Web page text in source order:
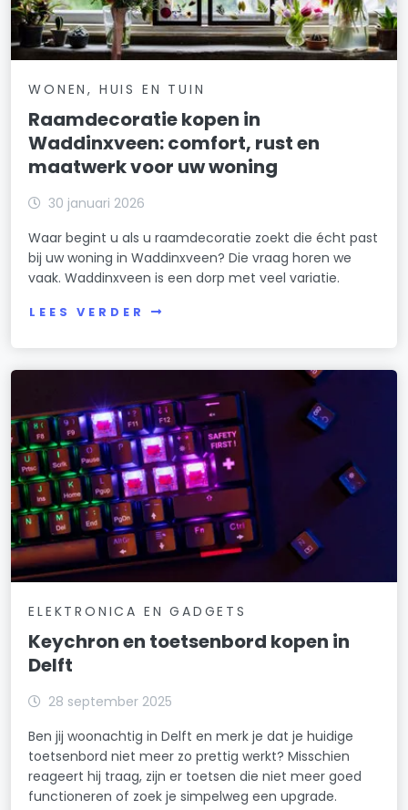
WONEN, HUIS EN TUIN
Raamdecoratie kopen in
Waddinxveen: comfort, rust en
maatwerk voor uw woning
30 januari 2026
Waar begint u als u raamdecoratie zoekt die écht past
bij uw woning in Waddinxveen? Die vraag horen we
vaak. Waddinxveen is een dorp met veel variatie.
LEES VERDER
ELEKTRONICA EN GADGETS
Keychron en toetsenbord kopen in
Delft
28 september 2025
Ben jij woonachtig in Delft en merk je dat je huidige
toetsenbord niet meer zo prettig werkt? Misschien
reageert hij traag, zijn er toetsen die niet meer goed
functioneren of zoek je simpelweg een upgrade.